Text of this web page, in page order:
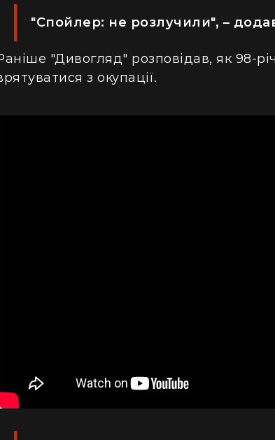
"Я відчув, як трясеться земля": перед
туристів в ущелині впали валуни
"Спойлер: не розлучили", –
"Дивогляд" розповідав, як 98-
з окупації.